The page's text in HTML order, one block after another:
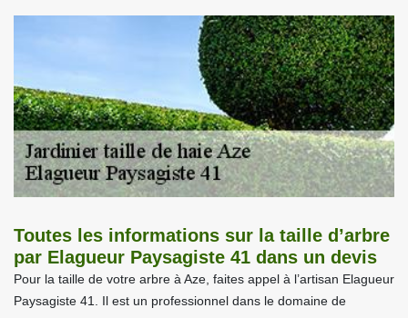
Toutes les informations sur la taille d’arbre
par Elagueur Paysagiste 41 dans un devis
Pour la taille de votre arbre à Aze, faites appel à l’artisan Elagueur
Paysagiste 41. Il est un professionnel dans le domaine de